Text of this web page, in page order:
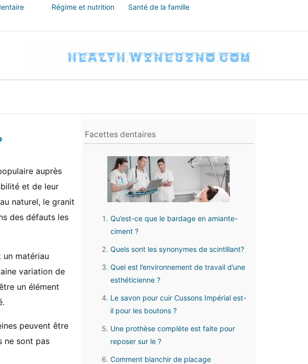
Régime et nutrition
Santé de la famille
auprès
et de leur
naturel, le granit
des défauts les
un matériau
variation de
un élément
peuvent être
ne sont pas
Facettes dentaires
Qu’est-ce que le bardage en amiante-
ciment ?
Quels sont les synonymes de scintillant?
Quel est l’environnement de travail d’une
esthéticienne ?
Le savon pour cuir Cussons Impérial est-
il pour les boutons ?
Une prothèse complète est faite pour
reposer sur le ?
Comment blanchir de placage